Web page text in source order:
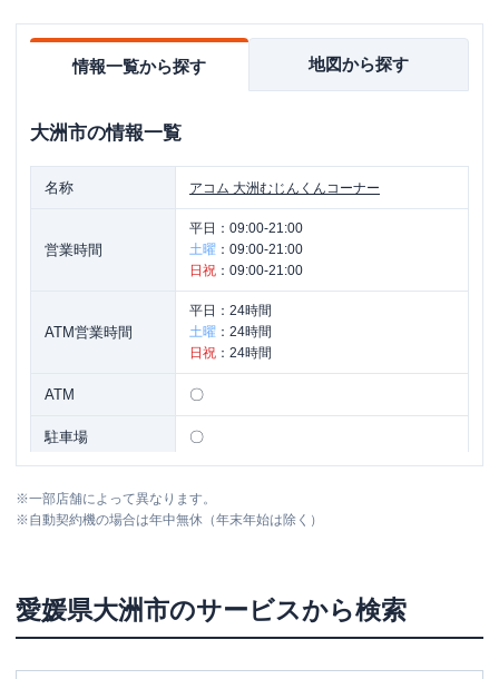
情報一覧から探す 地図から探す
大洲市の情報一覧
名称 アコム 大洲むじんくんコーナー
営業時間
平日： 09:00-21:00
土曜 ： 09:00-21:00
日祝 ： 09:00-21:00
ATM営業時間
平日： 24時間
土曜 ： 24時間
日祝 ： 24時間
ATM 〇
駐車場 〇
※一部店舗によって異なります。
※自動契約機の場合は年中無休（年末年始は除く）
愛媛県大洲市のサービスから検索